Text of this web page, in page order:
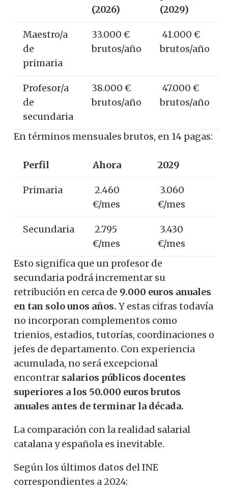
(2026)
(2029)
Maestro/a
de
primaria
33.000 €
brutos/año
41.000 €
brutos/año
Profesor/a
de
secundaria
38.000 €
brutos/año
47.000 €
brutos/año
En términos mensuales brutos, en 14 pagas:
Perfil Ahora 2029
Primaria
2.460
€/mes
3.060
€/mes
Secundaria
2.795
€/mes
3.430
€/mes
Esto significa que un profesor de
secundaria podrá incrementar su
retribución en cerca de 9.000 euros anuales
en tan solo unos años. Y estas cifras todavía
no incorporan complementos como
trienios, estadios, tutorías, coordinaciones o
jefes de departamento. Con experiencia
acumulada, no será excepcional
encontrar salarios públicos docentes
superiores a los 50.000 euros brutos
anuales antes de terminar la década.
La comparación con la realidad salarial
catalana y española es inevitable.
Según los últimos datos del INE
correspondientes a 2024: